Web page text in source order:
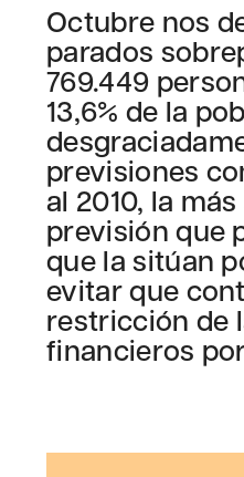
Octubre nos
parados
769.449
13,6% de la
previsiones
al 2010, la
previsión que
que la sitúan
evitar que
restricción de
financieros